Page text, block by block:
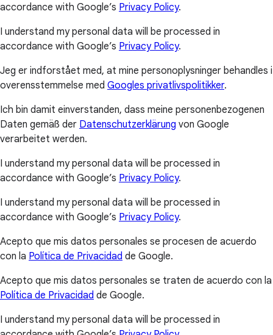
accordance with Google’s Privacy Policy.
I understand my personal data will be processed in
accordance with Google’s Privacy Policy.
Jeg er indforstået med, at mine personoplysninger behandles i
overensstemmelse med Googles privatlivspolitikker.
Ich bin damit einverstanden, dass meine personenbezogenen
Daten gemäß der Datenschutzerklärung von Google
verarbeitet werden.
I understand my personal data will be processed in
accordance with Google’s Privacy Policy.
I understand my personal data will be processed in
accordance with Google’s Privacy Policy.
Acepto que mis datos personales se procesen de acuerdo
con la Política de Privacidad de Google.
Acepto que mis datos personales se traten de acuerdo con la
Política de Privacidad de Google.
I understand my personal data will be processed in